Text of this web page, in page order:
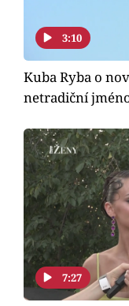
3:10
Kuba Ryba o
netradiční
7:27